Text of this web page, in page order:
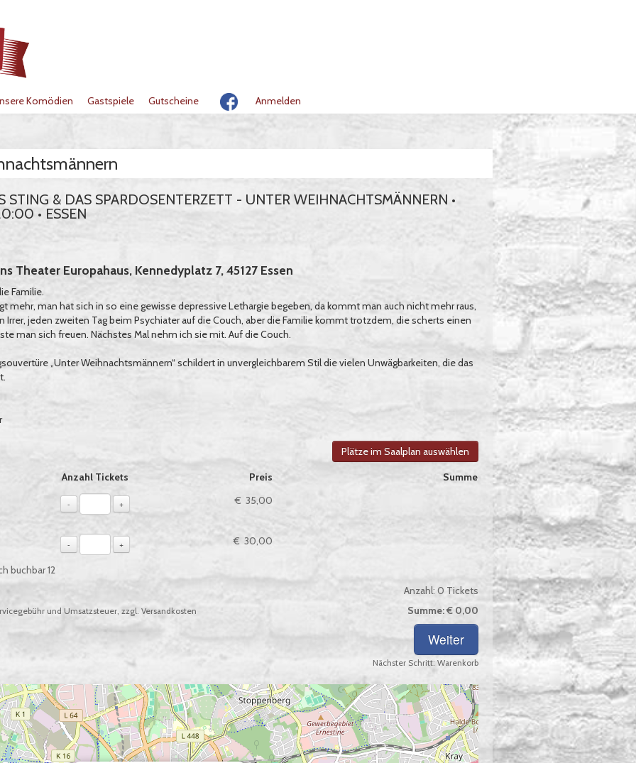
Komödien Gastspiele Gutscheine Anmelden
STING & DAS SPARDOSENTERZETT - UNTER WEIHNACHTSMÄNNERN •
• ESSEN
Theater Europahaus, Kennedyplatz 7, 45127 Essen
Familie.
mehr, man hat sich in so eine gewisse depressive Lethargie begeben, da kommt man auch nicht mehr raus,
Irrer, jeden zweiten Tag beim Psychiater auf die Couch, aber die Familie kommt trotzdem, die scherts einen
man sich freuen. Nächstes Mal nehm ich sie mit. Auf die Couch.
„Unter Weihnachtsmännern“ schildert in unvergleichbarem Stil die vielen Unwägbarkeiten, die das
Plätze im Saalplan auswählen
sofern verfügbarAnzahl Tickets Preis Summe
- + € 35,00
- + € 30,00
buchbar12
Anzahl: 0 Tickets
und Umsatzsteuer, zzgl. Versandkosten Summe:€ 0,00
Nächster Schritt: Warenkorb